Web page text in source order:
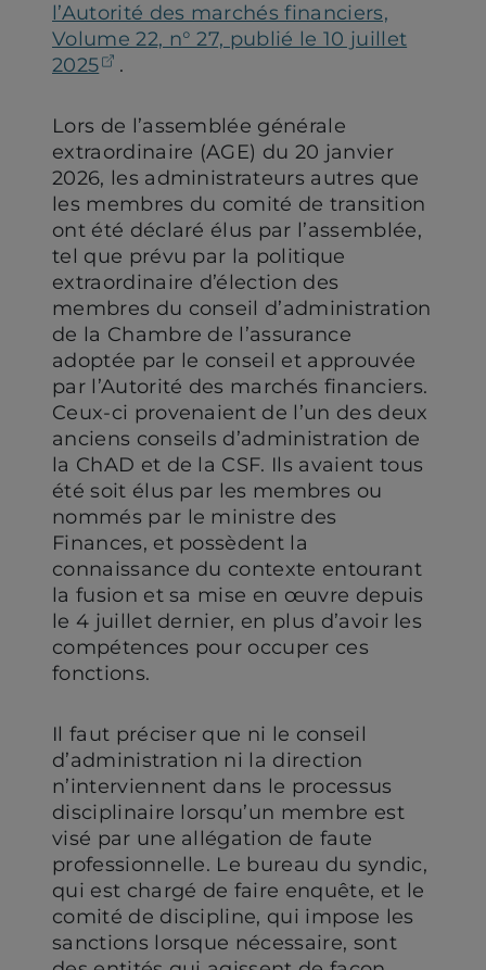
l’Autorité des marchés financiers,
Volume 22, n° 27, publié le 10 juillet
2025
(ouvre dans un nouvel onglet)
.
Lors de l’assemblée générale
extraordinaire (AGE) du 20 janvier
2026, les administrateurs autres que
les membres du comité de transition
ont été déclaré élus par l’assemblée,
tel que prévu par la politique
extraordinaire d’élection des
membres du conseil d’administration
de la Chambre de l’assurance
adoptée par le conseil et approuvée
par l’Autorité des marchés financiers.
Ceux-ci provenaient de l’un des deux
anciens conseils d’administration de
la ChAD et de la CSF. Ils avaient tous
été soit élus par les membres ou
nommés par le ministre des
Finances, et possèdent la
connaissance du contexte entourant
la fusion et sa mise en œuvre depuis
le 4 juillet dernier, en plus d’avoir les
compétences pour occuper ces
fonctions.
Il faut préciser que ni le conseil
d’administration ni la direction
n’interviennent dans le processus
disciplinaire lorsqu’un membre est
visé par une allégation de faute
professionnelle. Le bureau du syndic,
qui est chargé de faire enquête, et le
comité de discipline, qui impose les
sanctions lorsque nécessaire, sont